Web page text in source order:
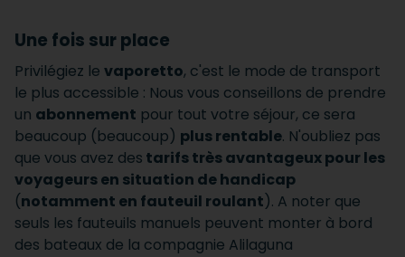
Une fois sur place
Privilégiez le vaporetto, c'est le mode de transport
le plus accessible : Nous vous conseillons de prendre
un abonnement pour tout votre séjour, ce sera
beaucoup (beaucoup) plus rentable. N'oubliez pas
que vous avez des tarifs très avantageux pour les
voyageurs en situation de handicap
(notamment en fauteuil roulant). A noter que
seuls les fauteuils manuels peuvent monter à bord
des bateaux de la compagnie Alilaguna